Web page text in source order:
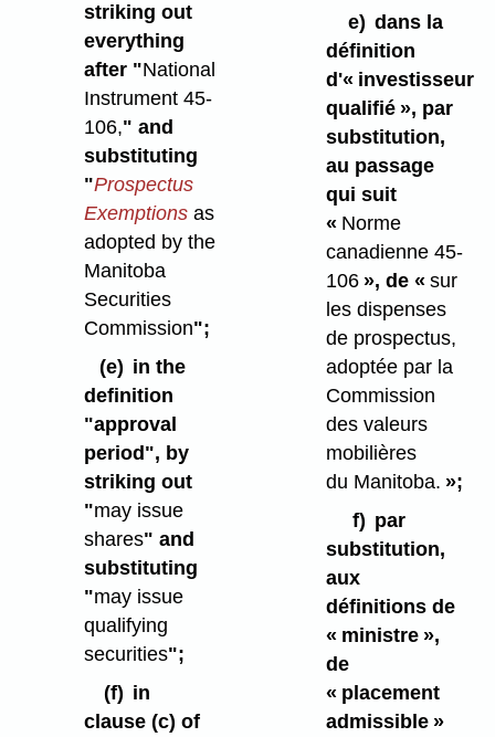
striking out
everything
after "National
Instrument 45-
106," and
substituting
"Prospectus
Exemptions as
adopted by the
Manitoba
Securities
Commission";
(e) in the
definition
"approval
period", by
striking out
"may issue
shares" and
substituting
"may issue
qualifying
securities";
(f) in
clause (c) of
e) dans la
définition
d'« investisseur
qualifié », par
substitution,
au passage
qui suit
« Norme
canadienne 45-
106 », de «sur
les dispenses
de prospectus,
adoptée par la
Commission
des valeurs
mobilières
du Manitoba. »;
f) par
substitution,
aux
définitions de
« ministre »,
de
« placement
admissible »